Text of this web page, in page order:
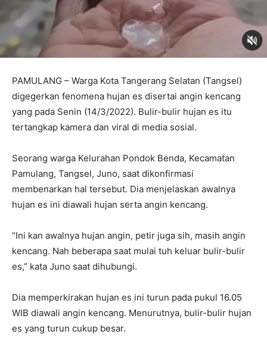
PAMULANG – Warga Kota Tangerang Selatan (Tangsel)
digegerkan fenomena hujan es disertai angin kencang
yang pada Senin (14/3/2022). Bulir-bulir hujan es itu
tertangkap kamera dan viral di media sosial.
Seorang warga Kelurahan Pondok Benda, Kecamatan
Pamulang, Tangsel, Juno, saat dikonfirmasi
membenarkan hal tersebut. Dia menjelaskan awalnya
hujan es ini diawali hujan serta angin kencang.
“Ini kan awalnya hujan angin, petir juga sih, masih angin
kencang. Nah beberapa saat mulai tuh keluar bulir-bulir
es,” kata Juno saat dihubungi.
Dia memperkirakan hujan es ini turun pada pukul 16.05
WIB diawali angin kencang. Menurutnya, bulir-bulir hujan
es yang turun cukup besar.